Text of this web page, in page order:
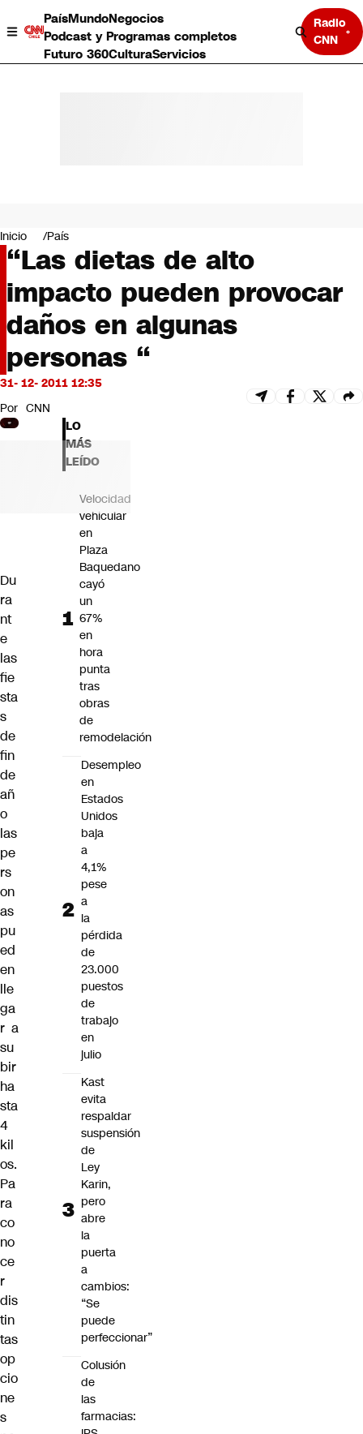
PaísMundoNegocios
Podcast y Programas completos
Futuro 360CulturaServicios
Radio
CNN
Negocios
Deportes
Programas completos
Cultura
Servicios
Bits
CNN tiempo
Futuro 360
Inicio País
“Las dietas de alto
impacto pueden provocar
daños en algunas
personas “
31- 12- 2011 12:35
Por CNN
Du
ra
nt
e
las
fie
sta
s
de
fin
de
añ
o
las
pe
rs
on
as
pu
ed
en
lle
ga
r a
su
bir
ha
sta
4
kil
os.
Pa
ra
co
no
ce
r
dis
tin
tas
op
cio
ne
s
LO
MÁS
LEÍDO
Velocidad
vehicular
en
Plaza
Baquedano
cayó
un
67%
en
hora
punta
tras
obras
de
remodelación
Desempleo
en
Estados
Unidos
baja
a
4,1%
pese
a
la
pérdida
de
23.000
puestos
de
trabajo
en
julio
Kast
evita
respaldar
suspensión
de
Ley
Karin,
pero
abre
la
puerta
a
cambios:
“Se
puede
perfeccionar”
Colusión
de
las
farmacias: